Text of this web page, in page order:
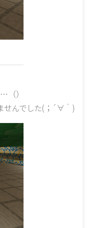
（）
せんでした(；´∀｀)